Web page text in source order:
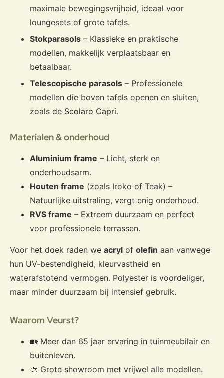
maximale bewegingsvrijheid, ideaal voor
loungesets of grote tafels.
Stokparasols – Klassieke en praktische
modellen, makkelijk verplaatsbaar en
betaalbaar.
Telescopische parasols – Professionele
modellen die boven tafels openen en sluiten,
zoals de Scolaro Capri.
Materialen & onderhoud
Aluminium frame – Licht, sterk en
onderhoudsarm.
Houten frame (zoals Iroko of Teak) –
Natuurlijke uitstraling, vergt enig onderhoud.
RVS frame – Extreem duurzaam en perfect
voor professionele terrassen.
Voor het doek raden we acryl of olefin aan vanwege
hun UV-bestendigheid, kleurvastheid en
waterafstotend vermogen. Polyester is voordeliger,
maar minder duurzaam bij intensief gebruik.
Waarom Veurst?
🏡 Meer dan 65 jaar ervaring in tuinmeubilair en
buitenleven.
🎨 Grote showroom met vrijwel alle modellen.